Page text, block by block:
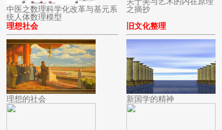
中医之数理科学化改革与基元系
统人体数理模型
之摘抄
理想社会
理想的社会
旧文化整理
新国学的精神